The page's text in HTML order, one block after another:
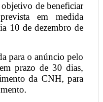
de beneficiar
em medida
10 de dezembro de
para o anúncio pelo
prazo de 30 dias,
da CNH, para